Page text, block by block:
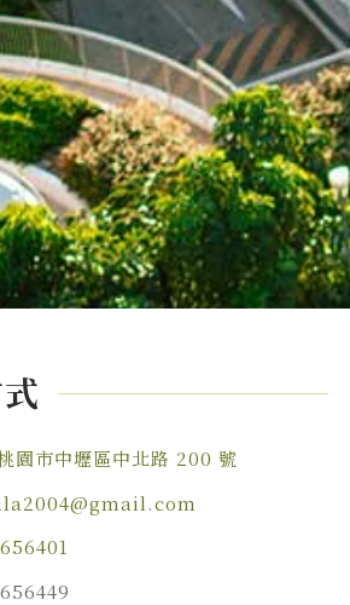
園市中壢區中北路 200 號